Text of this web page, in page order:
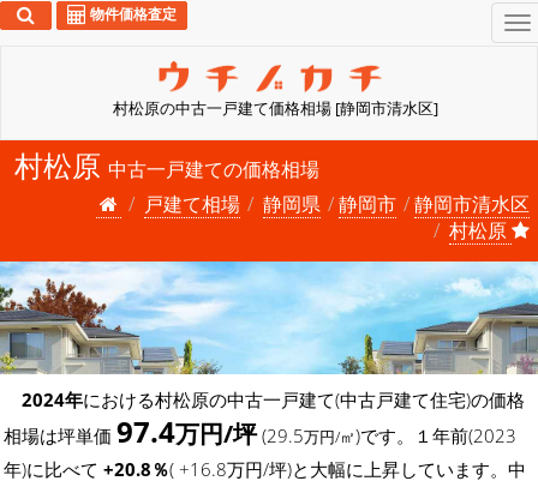
村松原の中古一戸建て価格相場 [静岡市清水区]
物件価格査定
村松原 中古一戸建ての価格相場
戸建て相場
静岡県 静岡市
静岡市清水区
村松原
2024年における村松原の中古一戸建て(中古戸建て住宅)の価格
相場は坪単価 97.4万円/坪(29.5万円/㎡)です。１年前(2023
年)に比べて +20.8％( +16.8万円/坪)と大幅に上昇しています。中